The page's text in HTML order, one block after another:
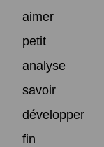
aimer
petit
analyse
savoir
développer
fin